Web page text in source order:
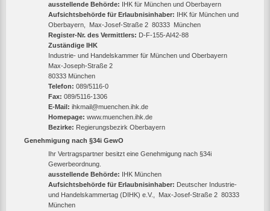
ausstellende Behörde: IHK für München und Oberbayern
Aufsichtsbehörde für Erlaubnisinhaber: IHK für München und
Oberbayern, Max-Josef-Straße 2 80333 München
Register-Nr. des Vermittlers: D-F-155-AI42-88
Zuständige IHK
Industrie- und Handelskammer für München und Oberbayern
Max-Joseph-Straße 2
‎80333 München
Telefon: 089/5116-0
Fax: 089/5116-1306
E-Mail: ihkmail@muenchen.ihk.de
Homepage: www.muenchen.ihk.de
Bezirke: Regierungsbezirk Oberbayern
Genehmigung nach §34i GewO
Ihr Vertragspartner besitzt eine Genehmigung nach §34i
Gewerbeordnung.
ausstellende Behörde: IHK München
Aufsichtsbehörde für Erlaubnisinhaber: Deutscher Industrie-
und Handelskammertag (DIHK) e.V., Max-Josef-Straße 2 80333
München